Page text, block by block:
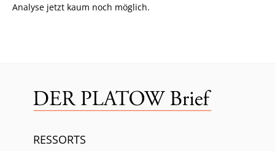
Analyse jetzt kaum noch möglich.
RESSORTS